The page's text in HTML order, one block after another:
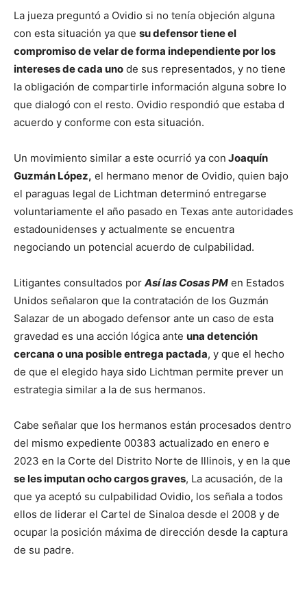
La jueza preguntó a Ovidio si no tenía objeción alguna
con esta situación ya que su defensor tiene el
compromiso de velar de forma independiente por los
intereses de cada uno de sus representados, y no tiene
la obligación de compartirle información alguna sobre lo
que dialogó con el resto. Ovidio respondió que estaba d
acuerdo y conforme con esta situación.
Un movimiento similar a este ocurrió ya con Joaquín
Guzmán López, el hermano menor de Ovidio, quien bajo
el paraguas legal de Lichtman determinó entregarse
voluntariamente el año pasado en Texas ante autoridades
estadounidenses y actualmente se encuentra
negociando un potencial acuerdo de culpabilidad.
Litigantes consultados por Así las Cosas PM en Estados
Unidos señalaron que la contratación de los Guzmán
Salazar de un abogado defensor ante un caso de esta
gravedad es una acción lógica ante una detención
cercana o una posible entrega pactada, y que el hecho
de que el elegido haya sido Lichtman permite prever un
estrategia similar a la de sus hermanos.
Cabe señalar que los hermanos están procesados dentro
del mismo expediente 00383 actualizado en enero e
2023 en la Corte del Distrito Norte de Illinois, y en la que
se les imputan ocho cargos graves, La acusación, de la
que ya aceptó su culpabilidad Ovidio, los señala a todos
ellos de liderar el Cartel de Sinaloa desde el 2008 y de
ocupar la posición máxima de dirección desde la captura
de su padre.